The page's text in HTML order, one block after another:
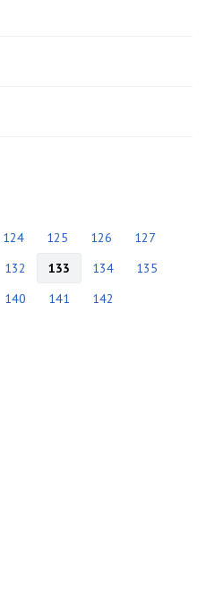
124 125 126
127
132 133 134
135
140 141
142